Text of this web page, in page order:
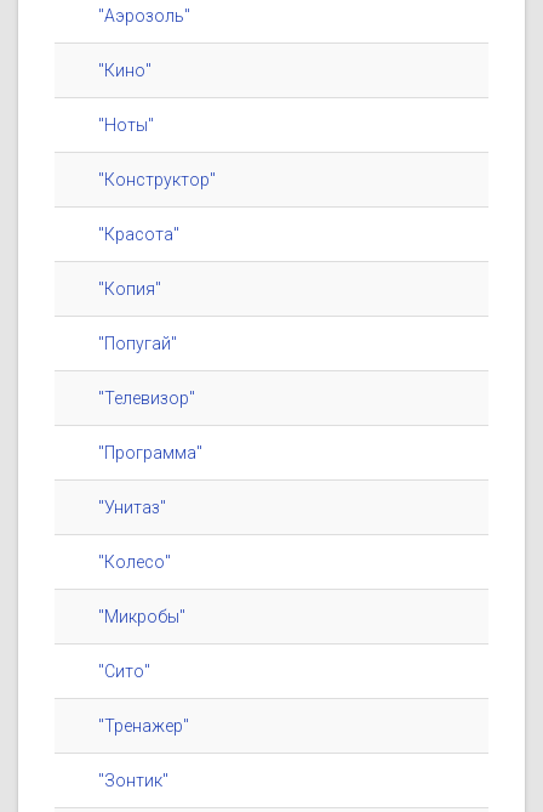
"Аэрозоль"
"Кино"
"Ноты"
"Конструктор"
"Красота"
"Копия"
"Попугай"
"Телевизор"
"Программа"
"Унитаз"
"Колесо"
"Микробы"
"Сито"
"Тренажер"
"Зонтик"